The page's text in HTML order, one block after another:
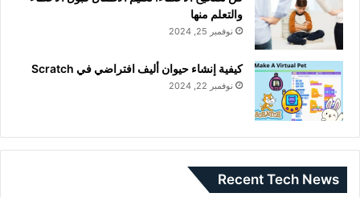
والتعلم منها
نوفمبر 25, 2024
كيفية إنشاء حيوان أليف افتراضي في Scratch
نوفمبر 22, 2024
Recent Tech News